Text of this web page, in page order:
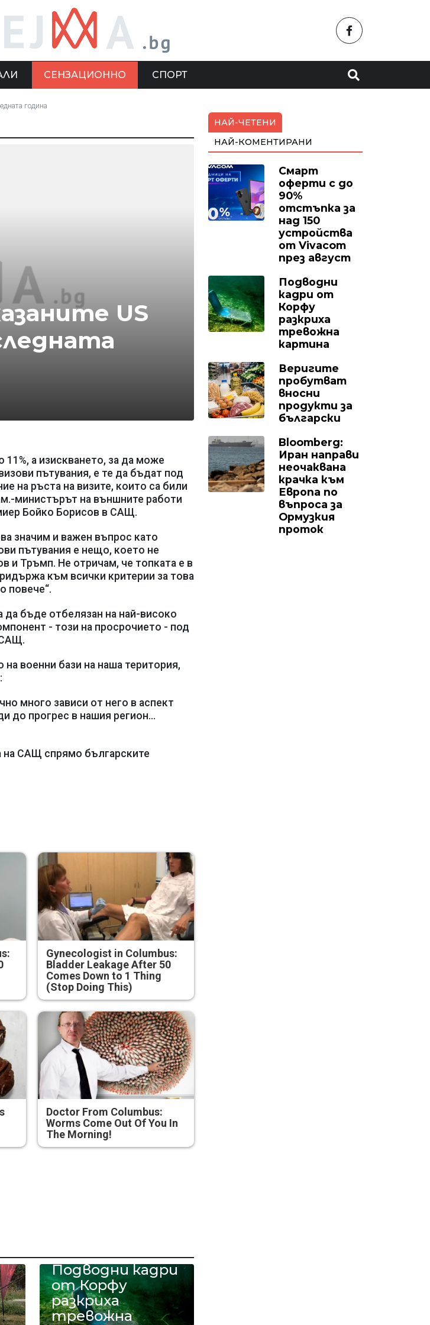
СЕНЗАЦИОННО СПОРТ
година
US
11%, а изискването, за да може
пътувания, е те да бъдат под
на ръста на визите, които са били
министърът на външните работи
Бойко Борисов в САЩ.
значим и важен въпрос като
пътувания е нещо, което не
и Тръмп. Не отричам, че топката е в
към всички критерии за това
повече“.
да бъде отбелязан на най-високо
- този на просрочието - под
САЩ.
военни бази на наша територия,
много зависи от него в аспект
до прогрес в нашия регион…
на САЩ спрямо българските
Gynecologist in Columbus:
Bladder Leakage After 50
Comes Down to 1 Thing
(Stop Doing This)
Doctor From Columbus:
Worms Come Out Of You In
The Morning!
Подводни кадри
от Корфу
разкриха
тревожна
НАЙ-ЧЕТЕНИ
НАЙ-КОМЕНТИРАНИ
Смарт
оферти с до
90%
отстъпка за
над 150
устройства
от Vivacom
през август
Подводни
кадри от
Корфу
разкриха
тревожна
картина
Веригите
пробутват
вносни
продукти за
български
Bloomberg:
Иран направи
неочаквана
крачка към
Европа по
въпроса за
Ормузкия
проток